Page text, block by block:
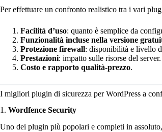
Per effettuare un confronto realistico tra i vari
Facilità d’uso: quanto è semplice da
Funzionalità incluse nella versione
Protezione firewall: disponibilità e livello
Prestazioni: impatto sulle risorse del server.
Costo e rapporto qualità-prezzo.
I migliori plugin di sicurezza per WordPress a
1. Wordfence Security
Uno dei plugin più popolari e completi in